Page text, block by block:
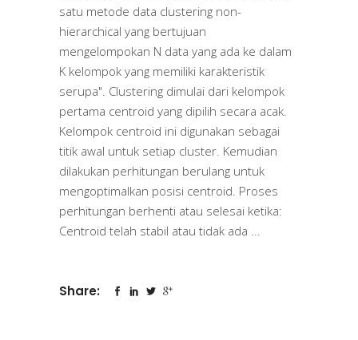
satu metode data clustering non-
hierarchical yang bertujuan
mengelompokan N data yang ada ke dalam
K kelompok yang memiliki karakteristik
serupa". Clustering dimulai dari kelompok
pertama centroid yang dipilih secara acak.
Kelompok centroid ini digunakan sebagai
titik awal untuk setiap cluster. Kemudian
dilakukan perhitungan berulang untuk
mengoptimalkan posisi centroid. Proses
perhitungan berhenti atau selesai ketika:
Centroid telah stabil atau tidak ada
Share: